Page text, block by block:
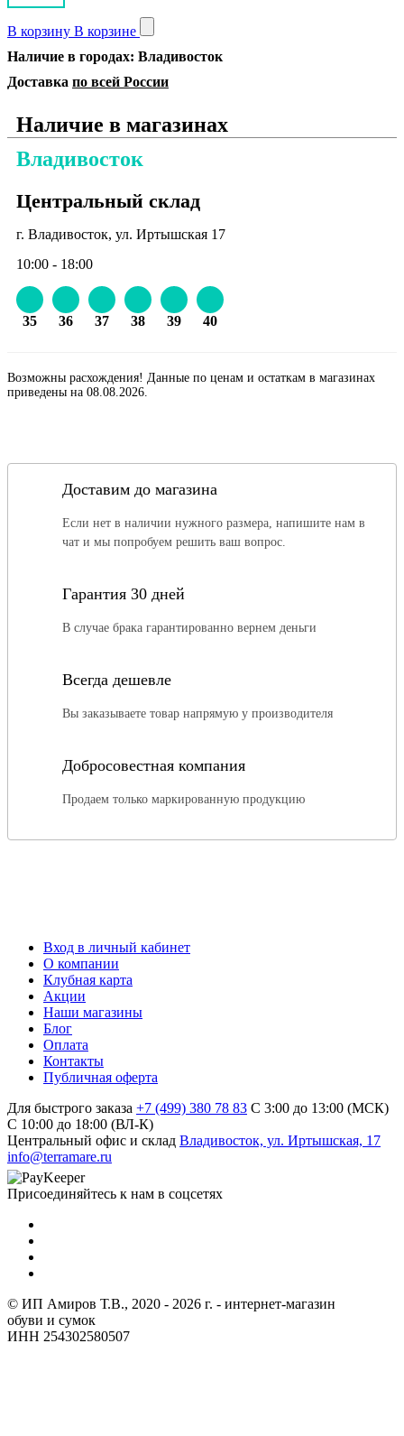
В корзину В корзине
Наличие в городах: Владивосток
Доставка по всей России
Наличие в магазинах
Владивосток
Центральный склад
г. Владивосток, ул. Иртышская 17
10:00 - 18:00
35 36 37 38 39 40
Возможны расхождения! Данные по ценам и остаткам в магазинах
приведены на 08.08.2026.
Доставим до магазина
Если нет в наличии нужного размера, напишите нам в
чат и мы попробуем решить ваш вопрос.
Гарантия 30 дней
В случае брака гарантированно вернем деньги
Всегда дешевле
Вы заказываете товар напрямую у производителя
Добросовестная компания
Продаем только маркированную продукцию
Вход в личный кабинет
О компании
Клубная карта
Акции
Наши магазины
Блог
Оплата
Контакты
Публичная оферта
Для быстрого заказа +7 (499) 380 78 83 С 3:00 до 13:00 (МСК)
C 10:00 до 18:00 (ВЛ-К)
Центральный офис и склад Владивосток, ул. Иртышская, 17
info@terramare.ru
Присоединяйтесь к нам в соцсетях
© ИП Амиров Т.В., 2020 - 2026 г. - интернет-магазин
обуви и сумок
ИНН 254302580507